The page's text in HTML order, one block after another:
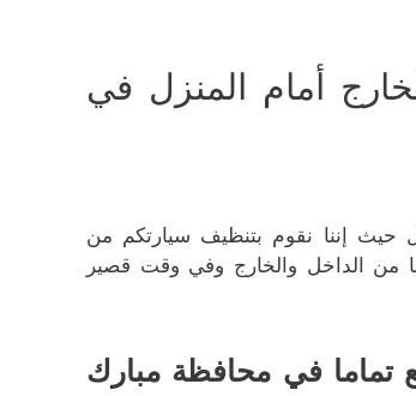
أمام المنزل في
حيث إننا نقوم بتنظيف سيارتكم من
من الداخل والخارج وفي وقت قصير
تماما في محافظة مبارك